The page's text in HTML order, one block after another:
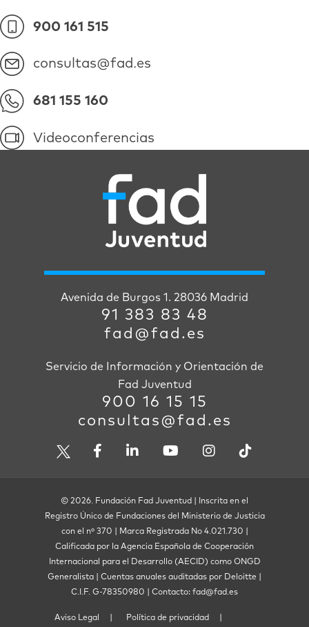
900 161 515
consultas@fad.es
681 155 160
Videoconferencias
Avenida de Burgos 1. 28036 Madrid
91 383 83 48
fad@fad.es
Servicio de Información y Orientación de
Fad Juventud
900 16 15 15
consultas@fad.es
© 2026. Fundación Fad Juventud | Inscrita en el
Registro Único de Fundaciones del Ministerio de Justicia
con el nº 370 | Marca Registrada No 4.021.730 |
Calificada por la Agencia Española de Cooperación
Internacional para el Desarrollo (AECID) como ONGD
Generalista | Cuentas anuales auditadas por Deloitte |
C.I.F. G-78350980 | Contacto: fad@fad.es
Aviso Legal Política de privacidad